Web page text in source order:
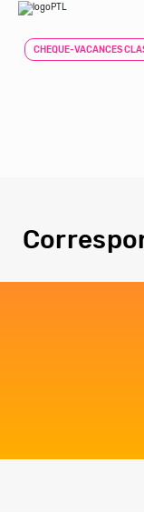
CHEQUE-VACANCES